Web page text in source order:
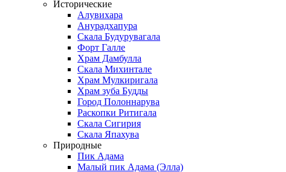
Исторические
Алувихара
Анурадхапура
Скала Будурувагала
Форт Галле
Храм Дамбулла
Скала Михинтале
Храм Мулкиригала
Храм зуба Будды
Город Полоннарува
Раскопки Ритигала
Скала Сигирия
Скала Япахува
Природные
Пик Адама
Малый пик Адама (Элла)